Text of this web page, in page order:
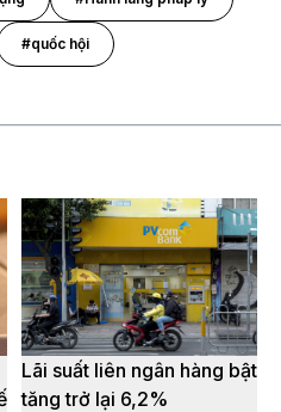
#quốc hội
Lãi suất liên ngân hàng bật
tăng trở lại 6,2%